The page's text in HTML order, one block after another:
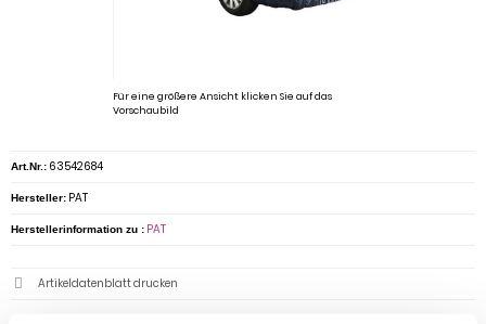
Für eine größere Ansicht klicken Sie auf das
Vorschaubild
Art.Nr.: 63542684
Hersteller: PAT
Herstellerinformation zu : PAT
Artikeldatenblatt drucken